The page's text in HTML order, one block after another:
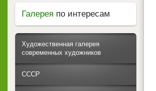
Галерея по интересам
Художественная галерея
современных художников
СССР